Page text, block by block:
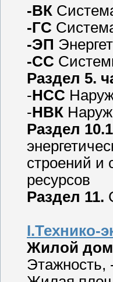
-ВК
-ГС
-ЭП
-СС
Раздел 5.
-НСС
-НВК
Раздел
строений и
ресурсов
Раздел 11.
I.Технико-
Жилой дом
Этажность,